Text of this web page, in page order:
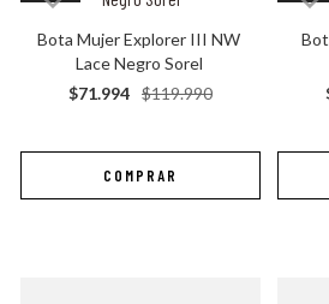
Bota Mujer Explorer III NW
Lace Negro Sorel
$119.990
$71.994